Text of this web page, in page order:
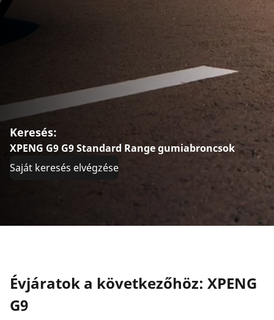
Keresés:
XPENG G9 G9 Standard Range gumiabroncsok
Saját keresés elvégzése
Évjáratok a következőhöz: XPENG
G9